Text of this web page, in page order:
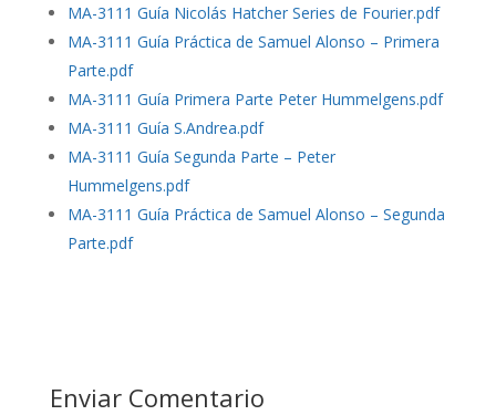
MA-3111 Guía Nicolás Hatcher Series de Fourier.pdf
MA-3111 Guía Práctica de Samuel Alonso – Primera
Parte.pdf
MA-3111 Guía Primera Parte Peter Hummelgens.pdf
MA-3111 Guía S.Andrea.pdf
MA-3111 Guía Segunda Parte – Peter
Hummelgens.pdf
MA-3111 Guía Práctica de Samuel Alonso – Segunda
Parte.pdf
Enviar Comentario